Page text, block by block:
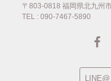
〒803-0818 福岡県北九州
TEL : 090-7467-5890